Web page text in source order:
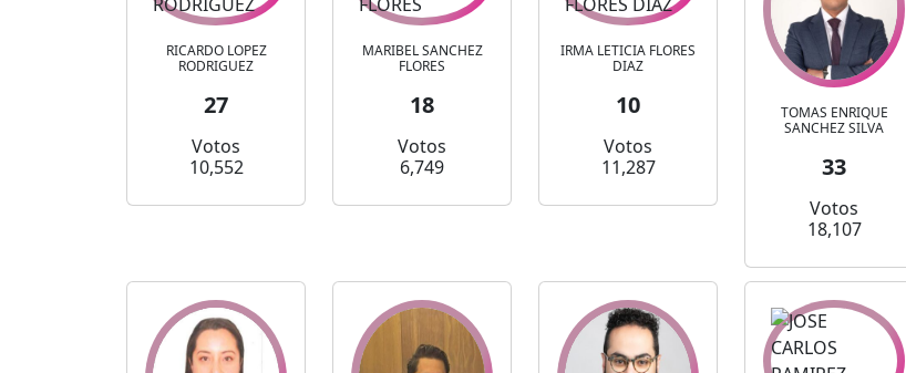
RICARDO LOPEZ
RODRIGUEZ
27
Votos
10,552
MARIBEL SANCHEZ
FLORES
18
Votos
6,749
IRMA LETICIA FLORES
DIAZ
10
Votos
11,287
TOMAS ENRIQUE
SANCHEZ SILVA
33
Votos
18,107